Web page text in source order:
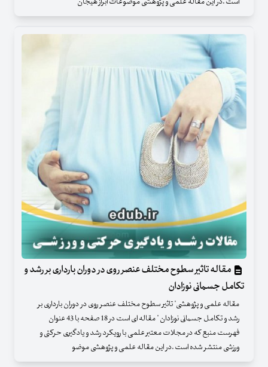
مقاله تاثیر سطوح مختلف عنصر روی در دوران بارداری بر رشد و
تکامل جسمانی نوزادان
مقاله علمی و پژوهشی" تاثیر سطوح مختلف عنصر روی در دوران بارداری بر
رشد و تکامل جسمانی نوزادان " مقاله ای است در 18 صفحه با 43 عنوان
فهرست منبع که در مجلات معتبر علمی با رویکرد رشد و یادگیری حرکتی و
ورزشی منتشر شده است .در این مقاله علمی و پژوهشی موضو